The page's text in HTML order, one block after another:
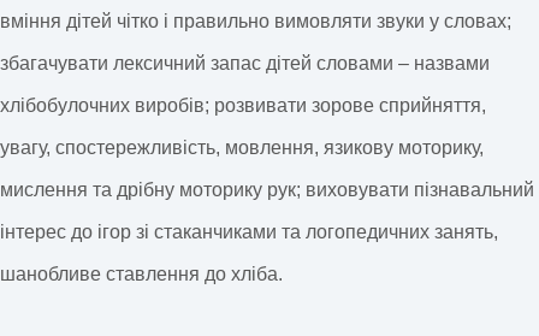
вміння дітей чітко і правильно вимовляти звуки у словах;
збагачувати лексичний запас дітей словами – назвами
хлібобулочних виробів; розвивати зорове сприйняття,
увагу, спостережливість, мовлення, язикову моторику,
мислення та дрібну моторику рук; виховувати пізнавальний
інтерес до ігор зі стаканчиками та логопедичних занять,
шанобливе ставлення до хліба.